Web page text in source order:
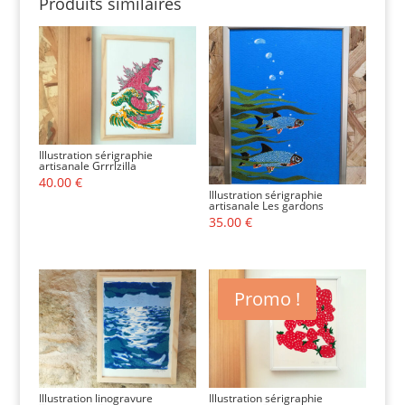
Illustration sérigraphie
artisanale Grrrlzilla
40.00 €
Illustration sérigraphie
artisanale Les gardons
35.00€
Illustration linogravure
Promo !
Illustration sérigraphie